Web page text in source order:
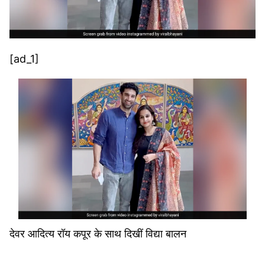
[ad_1]
देवर आदित्य रॉय कपूर के साथ दिखीं विद्या बालन